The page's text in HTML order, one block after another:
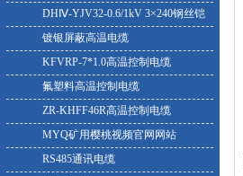
DHⅣ-YJV32-0.6/1kV 3×240钢丝铠
装耐寒电缆
镀银屏蔽高温电缆
KFVRP-7*1.0高温控制电缆
氟塑料高温控制电缆
ZR-KHFF46R高温控制电缆
MYQ矿用樱桃视频官网网站
RS485通讯电缆